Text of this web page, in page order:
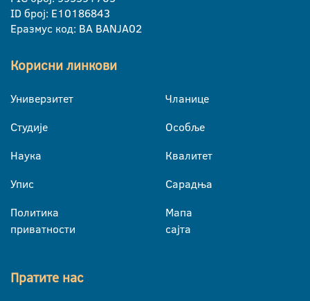
ID број: E10186843
Еразмус код: BA BANJA02
Корисни линкови
Универзитет
Студије
Наука
Упис
Политика
приватности
Чланице
Особље
Квалитет
Сарадња
Мапа
сајта
Пратите нас